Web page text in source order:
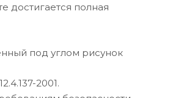
достигается полная
под углом рисунок
2001.